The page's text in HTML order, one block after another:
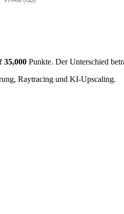
35,000 Punkte. Der Unterschied
Raytracing und KI-Upscaling.